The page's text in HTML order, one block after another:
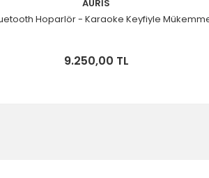
AURİS
Hoparlör - Karaoke Keyfiyle
9.250,00 TL